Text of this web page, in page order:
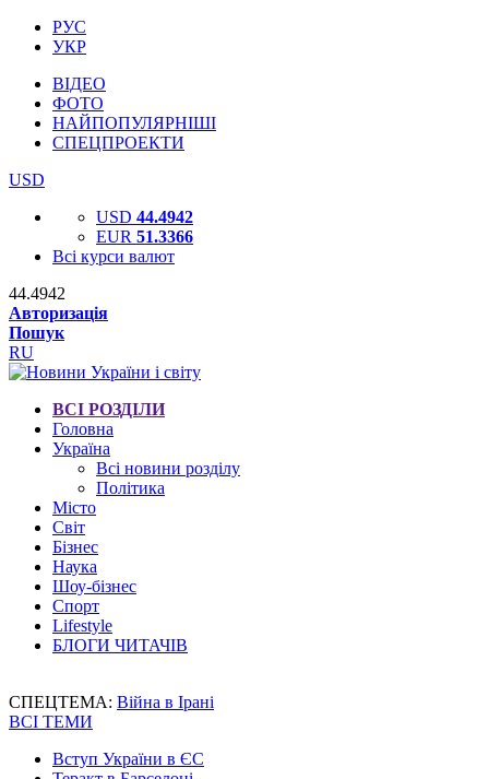
РУС
УКР
ВІДЕО
ФОТО
НАЙПОПУЛЯРНІШІ
СПЕЦПРОЕКТИ
USD
USD 44.4942
EUR 51.3366
Всі курси валют
44.4942
Авторизація
Пошук
RU
ВСІ РОЗДІЛИ
Головна
Україна
Всі новини розділу
Політика
Місто
Світ
Бізнес
Наука
Шоу-бізнес
Спорт
Lifestyle
БЛОГИ ЧИТАЧІВ
СПЕЦТЕМА: Війна в Ірані
ВСІ ТЕМИ
Вступ України в ЄС